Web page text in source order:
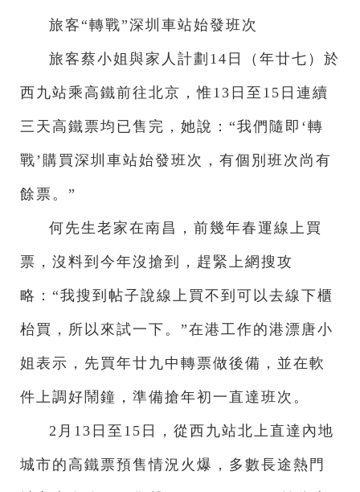
旅客“轉戰”深圳車站始發班次
旅客蔡小姐與家人計劃14日（年廿七）於
西九站乘高鐵前往北京，惟13日至15日連續
三天高鐵票均已售完，她說：“我們隨即‘轉
戰’購買深圳車站始發班次，有個別班次尚有
餘票。”
何先生老家在南昌，前幾年春運線上買
票，沒料到今年沒搶到，趕緊上網搜攻
略：“我搜到帖子說線上買不到可以去線下櫃
枱買，所以來試一下。”在港工作的港漂唐小
姐表示，先買年廿九中轉票做後備，並在軟
件上調好鬧鐘，準備搶年初一直達班次。
2月13日至15日，從西九站北上直達內地
城市的高鐵票預售情況火爆，多數長途熱門